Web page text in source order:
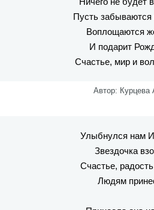
Пусть забываются
Воплощаются
И подарит
Счастье, мир и
Автор: Курцева
Улыбнулся нам
Звездочка
Счастье,
Людям